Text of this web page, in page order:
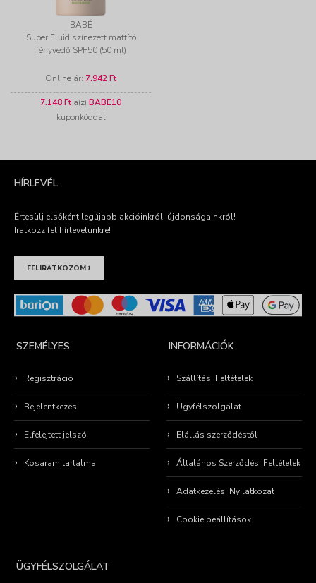
BABÉ
Super Fluid színezett mattító
fényvédő SPF50 (50 ml)
Online ár: 7.942 Ft
7.148 Ft a(z) BABE10
kuponkóddal
HÍRLEVÉL
Értesülj elsőként legújabb akcióinkról, újdonságainkról!
Iratkozz fel hírlevelünkre!
FELIRATKOZOM ›
SZEMÉLYES
Regisztráció
Bejelentkezés
Elfelejtett jelszó
Kosaram tartalma
INFORMÁCIÓK
Szállítási Feltételek
Ügyfélszolgálat
Elállás szerződéstől
Általános Szerződési Feltételek
Adatkezelési Nyilatkozat
Cookie beállítások
ÜGYFÉLSZOLGÁLAT